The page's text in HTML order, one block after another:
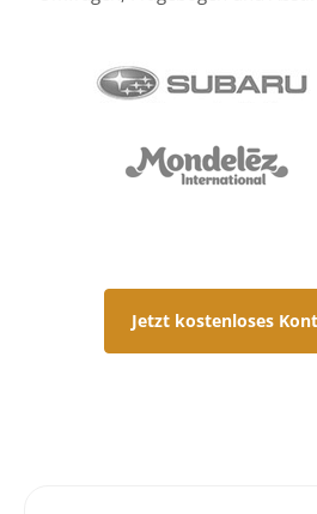
Jetzt kostenloses